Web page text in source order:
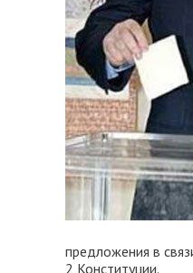
предложения в
2 Конституции.